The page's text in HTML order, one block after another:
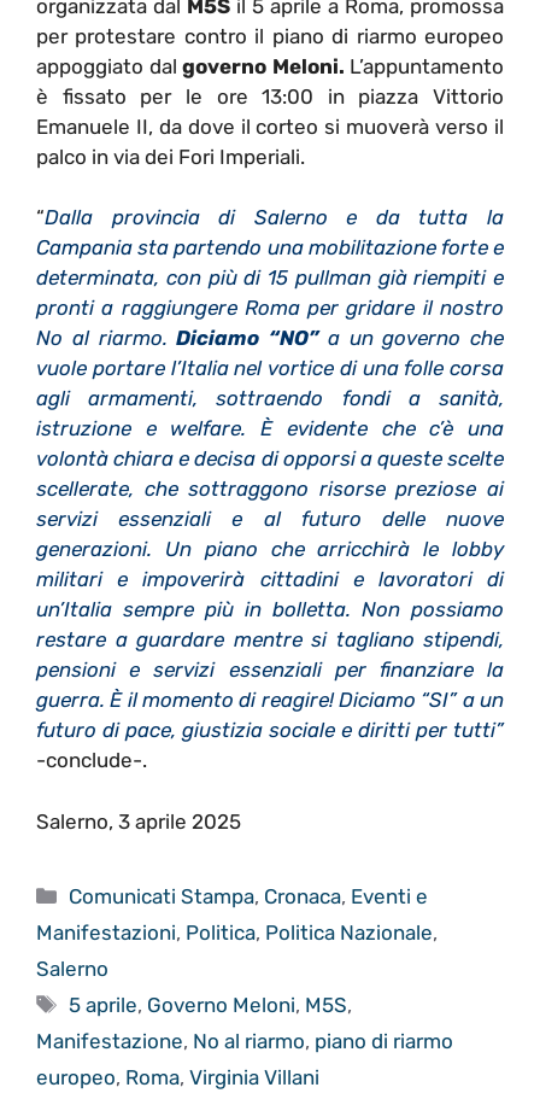
organizzata dal M5S il 5 aprile a Roma, promossa
per protestare contro il piano di riarmo europeo
appoggiato dal governo Meloni. L’appuntamento
è fissato per le ore 13:00 in piazza Vittorio
Emanuele II, da dove il corteo si muoverà verso il
palco in via dei Fori Imperiali.
“Dalla provincia di Salerno e da tutta la
Campania sta partendo una mobilitazione forte e
determinata, con più di 15 pullman già riempiti e
pronti a raggiungere Roma per gridare il nostro
No al riarmo.Diciamo “NO”a un governo che
vuole portare l’Italia nel vortice di una folle corsa
agli armamenti, sottraendo fondi a sanità,
istruzione e welfare. È evidente che c’è una
volontà chiara e decisa di opporsi a queste scelte
scellerate, che sottraggono risorse preziose ai
servizi essenziali e al futuro delle nuove
generazioni. Un piano che arricchirà le lobby
militari e impoverirà cittadini e lavoratori di
un’Italia sempre più in bolletta. Non possiamo
restare a guardare mentre si tagliano stipendi,
pensioni e servizi essenziali per finanziare la
guerra. È il momento di reagire! Diciamo “SI” a un
futuro di pace, giustizia sociale e diritti per tutti”
-conclude-.
Salerno, 3 aprile 2025
Categorie
Comunicati Stampa, Cronaca, Eventi e
Manifestazioni, Politica, Politica Nazionale,
Salerno
Tag
5 aprile, Governo Meloni, M5S,
Manifestazione, No al riarmo, piano di riarmo
europeo, Roma, Virginia Villani